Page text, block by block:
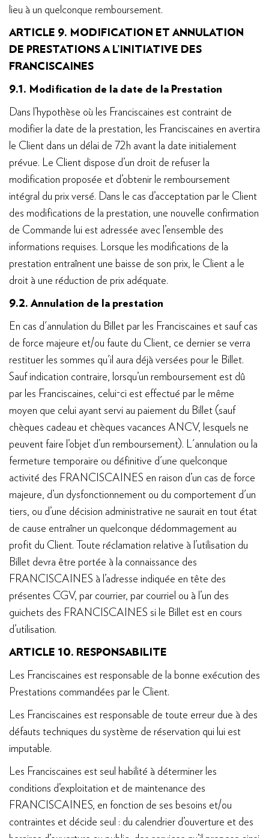
lieu à un quelconque remboursement.
ARTICLE 9. MODIFICATION ET ANNULATION
DE PRESTATIONS A L’INITIATIVE DES
FRANCISCAINES
9.1. Modification de la date de la Prestation
Dans l’hypothèse où les Franciscaines est contraint de
modifier la date de la prestation, les Franciscaines en avertira
le Client dans un délai de 72h avant la date initialement
prévue. Le Client dispose d’un droit de refuser la
modification proposée et d’obtenir le remboursement
intégral du prix versé. Dans le cas d’acceptation par le Client
des modifications de la prestation, une nouvelle confirmation
de Commande lui est adressée avec l’ensemble des
informations requises. Lorsque les modifications de la
prestation entraînent une baisse de son prix, le Client a le
droit à une réduction de prix adéquate.
9.2. Annulation de la prestation
En cas d'annulation du Billet par les Franciscaines et sauf cas
de force majeure et/ou faute du Client, ce dernier se verra
restituer les sommes qu'il aura déjà versées pour le Billet.
Sauf indication contraire, lorsqu’un remboursement est dû
par les Franciscaines, celui-ci est effectué par le même
moyen que celui ayant servi au paiement du Billet (sauf
chèques cadeau et chèques vacances ANCV, lesquels ne
peuvent faire l’objet d’un remboursement). L'annulation ou la
fermeture temporaire ou définitive d'une quelconque
activité des FRANCISCAINES en raison d’un cas de force
majeure, d’un dysfonctionnement ou du comportement d'un
tiers, ou d’une décision administrative ne saurait en tout état
de cause entraîner un quelconque dédommagement au
profit du Client. Toute réclamation relative à l’utilisation du
Billet devra être portée à la connaissance des
FRANCISCAINES à l’adresse indiquée en tête des
présentes CGV, par courrier, par courriel ou à l’un des
guichets des FRANCISCAINES si le Billet est en cours
d’utilisation.
ARTICLE 10. RESPONSABILITE
Les Franciscaines est responsable de la bonne exécution des
Prestations commandées par le Client.
Les Franciscaines est responsable de toute erreur due à des
défauts techniques du système de réservation qui lui est
imputable.
Les Franciscaines est seul habilité à déterminer les
conditions d’exploitation et de maintenance des
FRANCISCAINES, en fonction de ses besoins et/ou
contraintes et décide seul : du calendrier d’ouverture et des